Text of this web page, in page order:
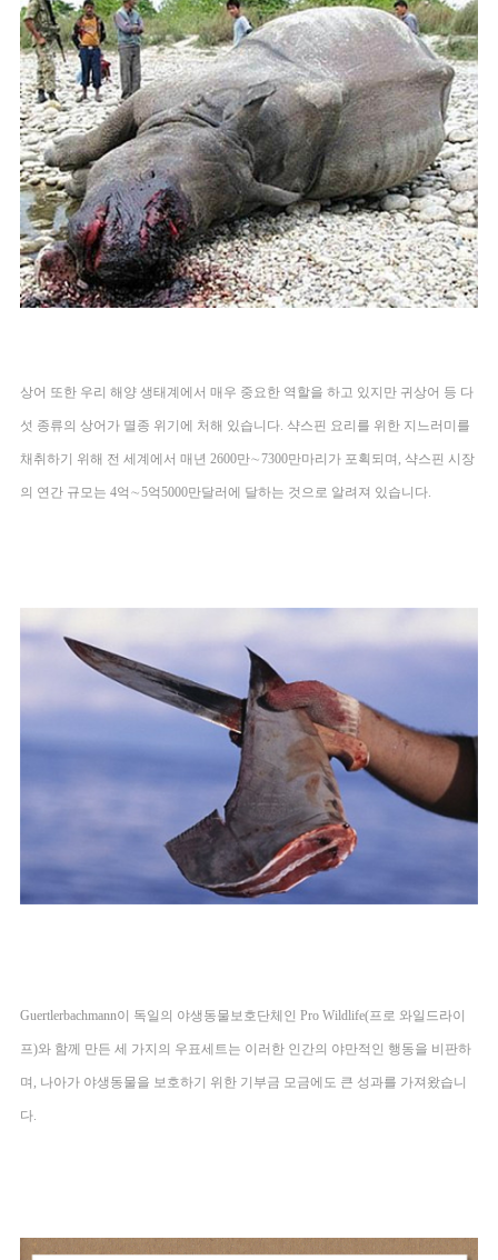
상어 또한 우리 해양 생태계에서 매우 중요한 역할을 하고 있지만 귀상어 등 다
섯 종류의 상어가 멸종 위기에 처해 있습니다. 샥스핀 요리를 위한 지느러미를
채취하기 위해 전 세계에서 매년 2600만∼7300만마리가 포획되며, 샥스핀 시장
의 연간 규모는 4억∼5억5000만달러에 달하는 것으로 알려져 있습니다.
Guertlerbachmann이 독일의 야생동물보호단체인 Pro Wildlife(프로 와일드라이
프)와 함께 만든 세 가지의 우표세트는 이러한 인간의 야만적인 행동을 비판하
며, 나아가 야생동물을 보호하기 위한 기부금 모금에도 큰 성과를 가져왔습니
다.